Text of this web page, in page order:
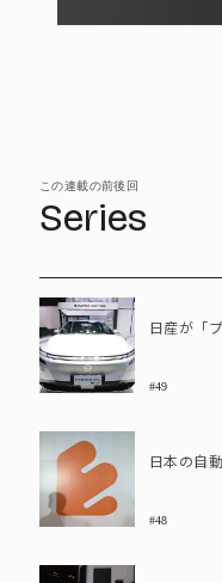
この連載の前後回
Series
#49
#48